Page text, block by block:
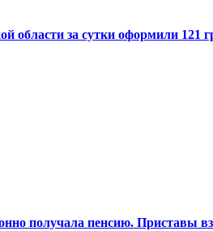
области за сутки оформили 121
получала пенсию. Приставы